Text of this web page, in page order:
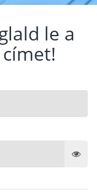
le a